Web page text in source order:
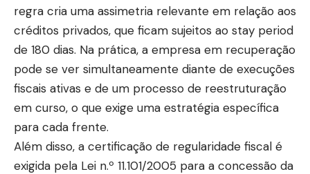
regra cria uma assimetria relevante em relação aos
créditos privados, que ficam sujeitos ao stay period
de 180 dias. Na prática, a empresa em recuperação
pode se ver simultaneamente diante de execuções
fiscais ativas e de um processo de reestruturação
em curso, o que exige uma estratégia específica
para cada frente.
Além disso, a certificação de regularidade fiscal é
exigida pela Lei n.º 11.101/2005 para a concessão da